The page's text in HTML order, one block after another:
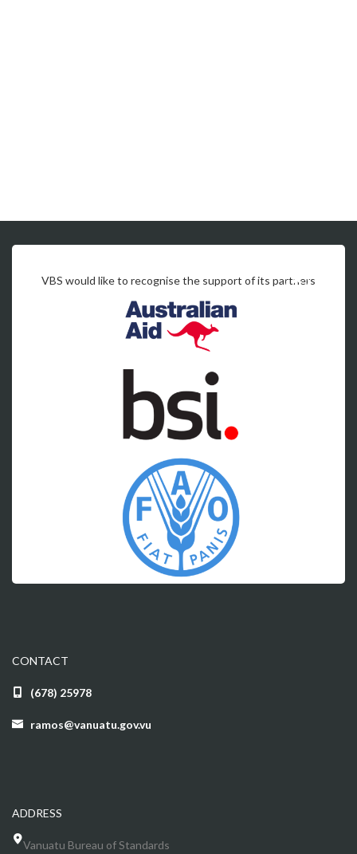
VBS would like to recognise the support of its partners
CONTACT
(678) 25978
ramos@vanuatu.gov.vu
ADDRESS
Vanuatu Bureau of Standards